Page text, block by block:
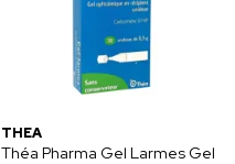
THÉA
Théa Pharma Gel Larmes Gel